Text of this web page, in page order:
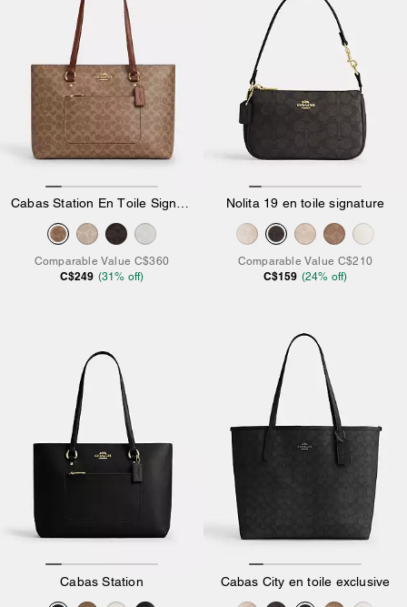
Cabas Station En Toile Signature
Comparable Value C$360
C$249 (31% off)
Nolita 19 en toile signature
Comparable Value C$210
C$159 (24% off)
Cabas Station Cabas City en toile exclusive